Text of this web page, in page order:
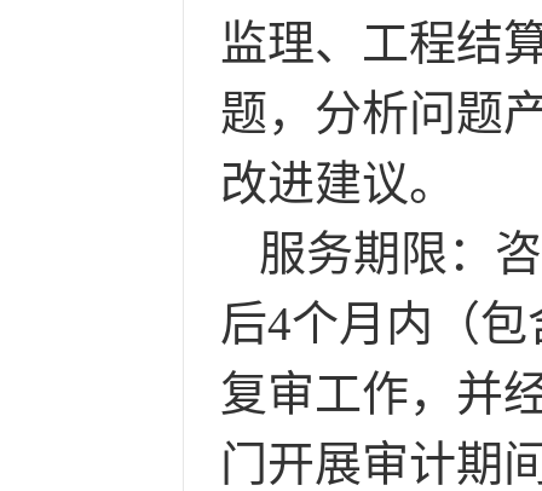
监理、工程结
题，分析问题
改进建议。
服务期限：
后4个月内 （
复审工作，并
门开展审计期